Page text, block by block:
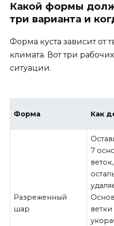
Какой формы
три варианта и
Форма куста зависит от
климата. Вот три
ситуации.
Форма Как
Разреженный
шар
7
веток,
ветки